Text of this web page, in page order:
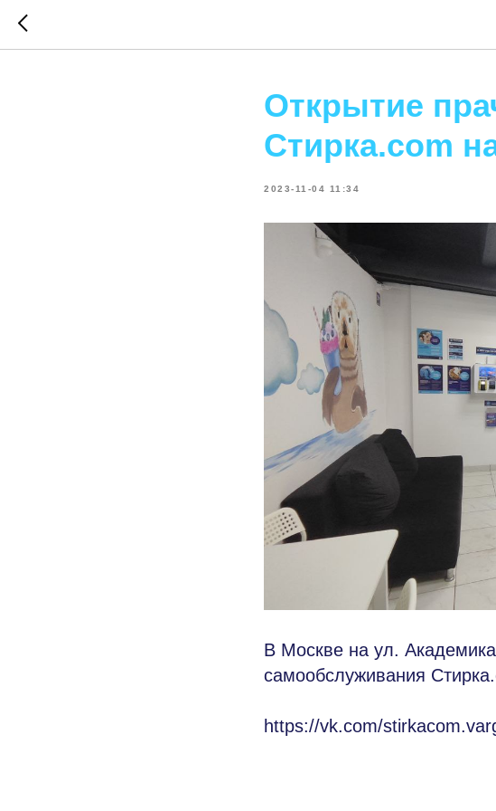
Открытие
Стирка.com
2023-11-04 11:34
В Москве на ул.
самообслуживания
https://vk.com/